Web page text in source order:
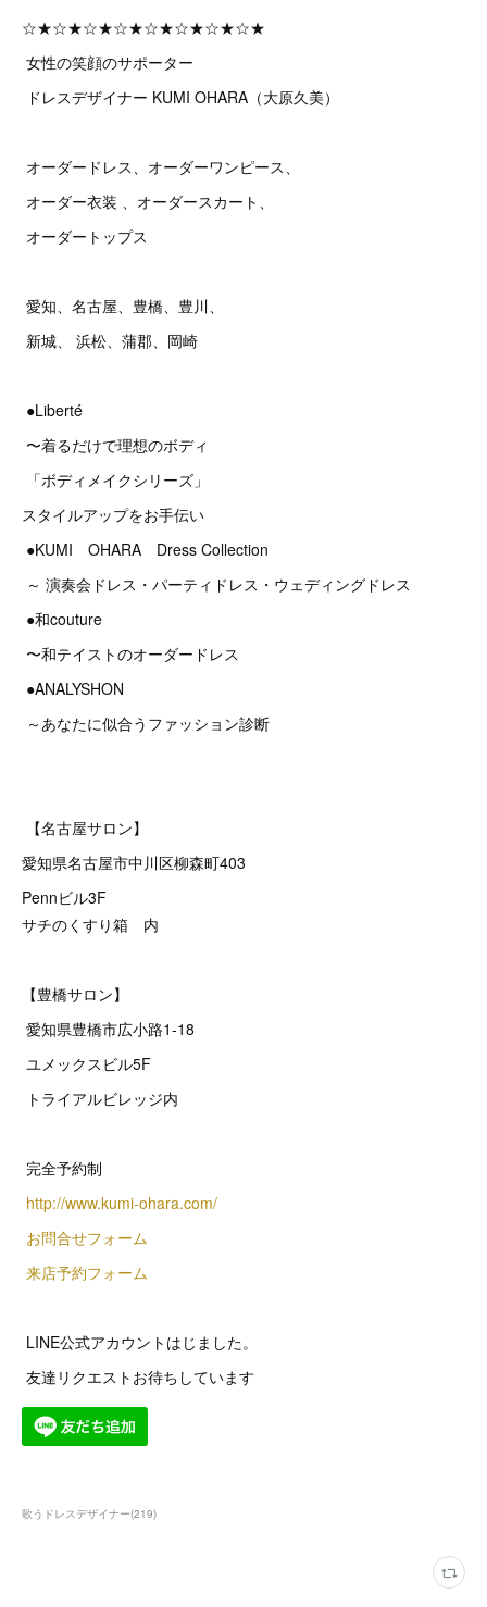
☆★☆★☆★☆★☆★☆★☆★☆★
女性の笑顔のサポーター
ドレスデザイナー KUMI OHARA（大原久美）
オーダードレス、オーダーワンピース、
オーダー衣装 、オーダースカート、
オーダートップス
愛知、名古屋、豊橋、豊川、
新城、 浜松、蒲郡、岡崎
●Liberté
〜着るだけで理想のボディ
「ボディメイクシリーズ」
スタイルアップをお手伝い
●KUMI OHARA Dress Collection
～ 演奏会ドレス・パーティドレス・ウェディングドレス
●和couture
〜和テイストのオーダードレス
●ANALYSHON
～あなたに似合うファッション診断
【名古屋サロン】
愛知県名古屋市中川区柳森町403
Pennビル3F
サチのくすり箱 内
【豊橋サロン】
愛知県豊橋市広小路1-18
ユメックスビル5F
トライアルビレッジ内
完全予約制
http://www.kumi-ohara.com/
お問合せフォーム
来店予約フォーム
LINE公式アカウントはじました。
友達リクエストお待ちしています
歌うドレスデザイナー(219)